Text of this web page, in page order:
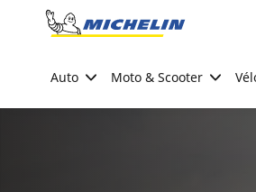
Go to page content
Auto Moto & Scooter